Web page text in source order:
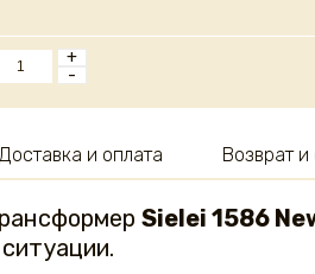
+
-
Sielei 1586
Доставка и оплата Возврат